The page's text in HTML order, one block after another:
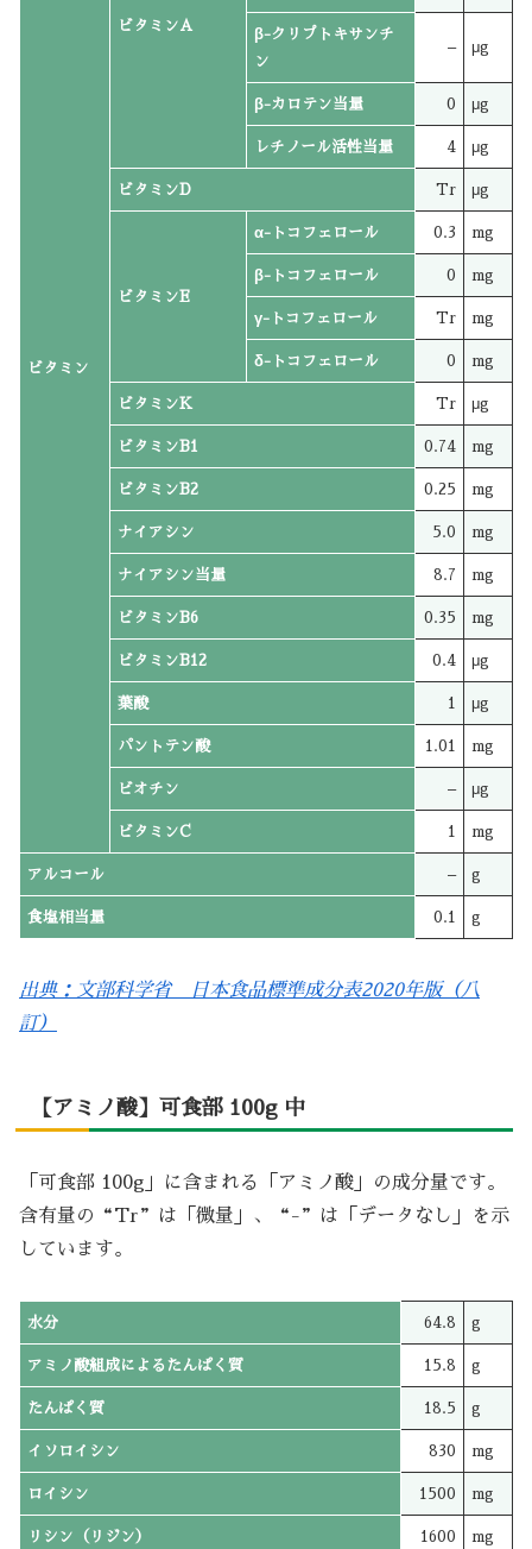
ビタミン
ビタミンA
β-クリプトキサンチ
ン
– μg
β-カロテン当量 0 μg
レチノール活性当量 4 μg
ビタミンD Tr μg
ビタミンE
α-トコフェロール 0.3 mg
β-トコフェロール 0 mg
γ-トコフェロール Tr mg
δ-トコフェロール 0 mg
ビタミンK Tr μg
ビタミンB1 0.74 mg
ビタミンB2 0.25 mg
ナイアシン 5.0 mg
ナイアシン当量 8.7 mg
ビタミンB6 0.35 mg
ビタミンB12 0.4 μg
葉酸 1 μg
パントテン酸 1.01 mg
ビオチン – μg
ビタミンC 1 mg
アルコール – g
食塩相当量 0.1 g
出典：文部科学省 日本食品標準成分表2020年版（八
訂）
【アミノ酸】可食部 100g 中
「可食部 100g」に含まれる「アミノ酸」の成分量です。
含有量の“Tr”は「微量」、“-”は「データなし」を示
しています。
水分 64.8 g
アミノ酸組成によるたんぱく質 15.8 g
たんぱく質 18.5 g
イソロイシン 830 mg
ロイシン 1500 mg
リシン（リジン） 1600 mg